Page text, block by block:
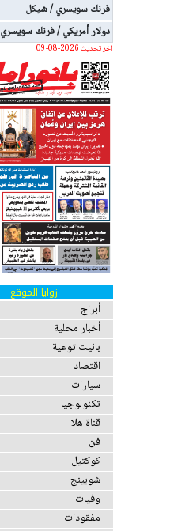
فرنك سويسري / شيكل
دولار أمريكي / فرنك سويسري
اخر تحديث 2026-08-09
زوايا الموقع
أبراج
أخبار محلية
بانيت توعية
اقتصاد
سيارات
تكنولوجيا
قناة هلا
فن
كوكتيل
شوبينج
وفيات
مفقودات